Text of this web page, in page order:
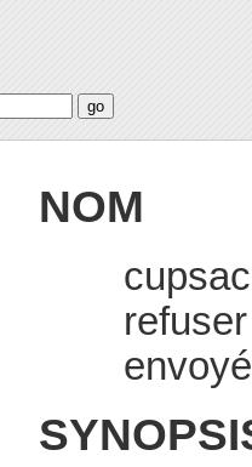
NOM